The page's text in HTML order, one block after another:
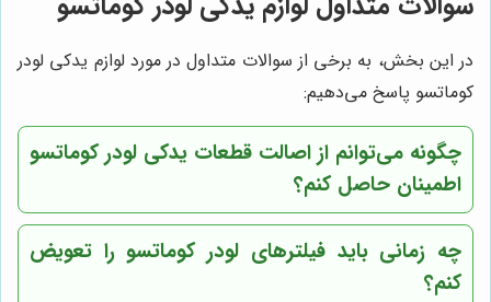
در این بخش، به برخی از سوالات متداول در مورد لوازم یدکی لودر
کوماتسو پاسخ می‌دهیم:
چگونه می‌توانم از اصالت قطعات یدکی لودر کوماتسو
اطمینان حاصل کنم؟
چه زمانی باید فیلترهای لودر کوماتسو را تعویض
کنم؟